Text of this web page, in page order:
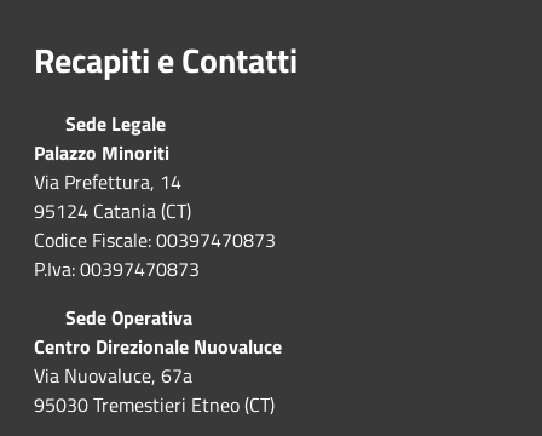
Recapiti e Contatti
Sede Legale
Palazzo Minoriti
Via Prefettura, 14
95124 Catania (CT)
Codice Fiscale: 00397470873
P.Iva: 00397470873
Sede Operativa
Centro Direzionale Nuovaluce
Via Nuovaluce, 67a
95030 Tremestieri Etneo (CT)